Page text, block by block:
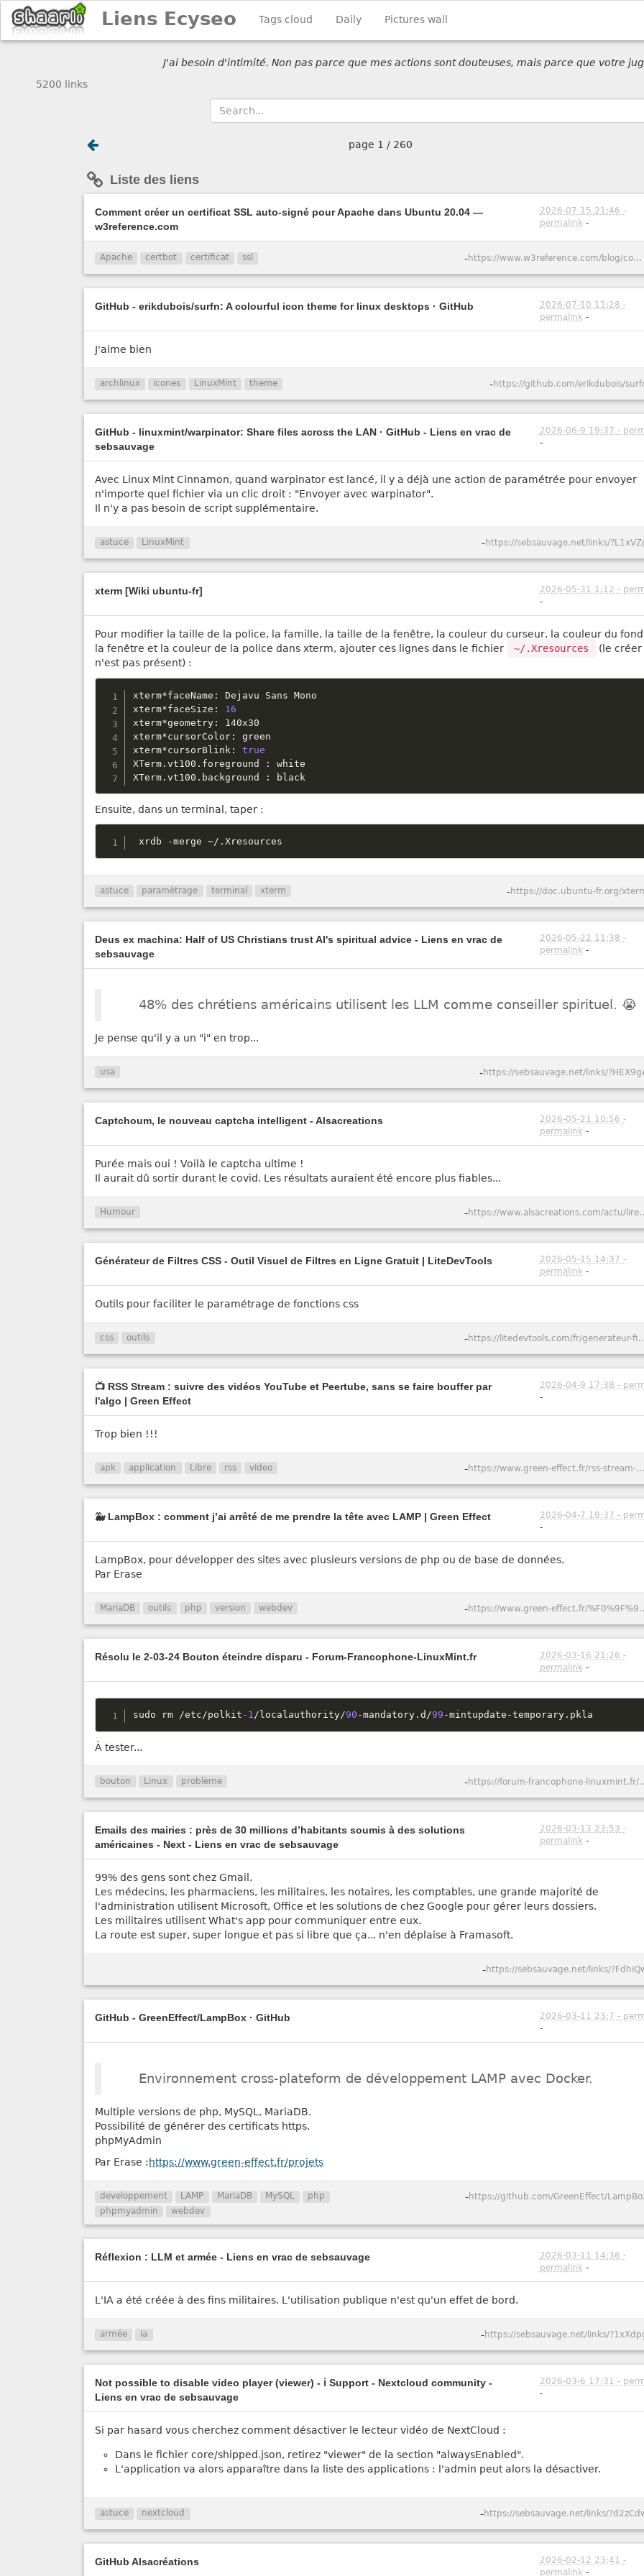
Liens Ecyseo Tags cloud Daily Pictures wall
J'ai besoin d'intimité. Non pas parce que mes actions sont douteuses, mais parce que votre
5200 links
page 1 / 260
Liste des liens
Comment créer un certificat SSL auto-signé pour Apache dans Ubuntu 20.04 —
w3reference.com
2026-07-15 21:46 -
permalink-
Apache certbot certificat ssl - https://www.w3reference.com/blog/comment-cr-er-un-certificat-ssl-auto-sign-pour-apache-dans-ubuntu-20-04/
GitHub - erikdubois/surfn: A colourful icon theme for linux desktops · GitHub
2026-07-10 11:28 -
permalink-
J'aime bien
archlinux icones LinuxMint theme -https://github.com/erikdubois/
GitHub - linuxmint/warpinator: Share files across the LAN · GitHub - Liens en vrac de
sebsauvage
2026-06-9 19:37 -
-
Avec Linux Mint Cinnamon, quand warpinator est lancé, il y a déjà une action de paramétrée pour envoyer
n'importe quel fichier via un clic droit : "Envoyer avec warpinator".
Il n'y a pas besoin de script supplémentaire.
astuce LinuxMint -https://sebsauvage.net/links/
xterm [Wiki ubuntu-fr]
2026-05-31 1:12 -
-
Pour modifier la taille de la police, la famille, la taille de la fenêtre, la couleur du curseur, la couleur du
la fenêtre et la couleur de la police dans xterm, ajouter ces lignes dans le fichier
~/.Xresources
(le créer
n'est pas présent) :
xterm*faceName :
Dejavu Sans Mono
xterm*faceSize :
16
xterm*geometry :
140x30
xterm*cursorColor :
green
xterm*cursorBlink :
true
XTerm .vt100 . foreground :
white
XTerm .vt100 . background : black
Ensuite, dans un terminal, taper :
xrdb -merge ~/ .Xresources
astuce paramètrage terminal xterm -https://doc.ubuntu-fr.org/
Deus ex machina: Half of US Christians trust AI's spiritual advice - Liens en vrac de
sebsauvage
2026-05-22 11:38 -
permalink -
48% des chrétiens américains utilisent les LLM comme conseiller spirituel. 😭
Je pense qu'il y a un "i" en trop...
usa -https://sebsauvage.net/links/
Captchoum, le nouveau captcha intelligent - Alsacreations
2026-05-21 10:56 -
permalink -
Purée mais oui ! Voilà le captcha ultime !
Il aurait dû sortir durant le covid. Les résultats auraient été encore plus fiables...
Humour - https://www.alsacreations.com/actu/
Générateur de Filtres CSS - Outil Visuel de Filtres en Ligne Gratuit | LiteDevTools
2026-05-15 14:37 -
permalink -
Outils pour faciliter le paramétrage de fonctions css
css outils - https://
📺 RSS Stream : suivre des vidéos YouTube et Peertube, sans se faire bouffer par
l'algo | Green Effect
2026-04-9 17:38 -
-
Trop bien !!!
apk application Libre rss video - https://www.green-effect.fr/rss-stream-suivre-des-videos-youtube-et-peertube-sans-se-faire-bouffer-par-l-algo
🐳 LampBox : comment j’ai arrêté de me prendre la tête avec LAMP | Green Effect
2026-04-7 18:37 -
-
LampBox, pour développer des sites avec plusieurs versions de php ou de base de données.
Par Erase
MariaDB outils php version webdev - https://www.green-effect.fr/%F0%9F%90%B3-lampbox-
Résolu le 2-03-24 Bouton éteindre disparu - Forum-Francophone-LinuxMint.fr
2026-03-16 21:26 -
permalink -
sudo rm /etc/polkit -1/ localauthority/90 -mandatory .d /99 -mintupdate -temporary . pkla
À tester...
bouton Linux problème - https://forum-
Emails des mairies : près de 30 millions d’habitants soumis à des solutions
américaines - Next - Liens en vrac de sebsauvage
2026-03-13 23:53 -
permalink -
99% des gens sont chez Gmail.
Les médecins, les pharmaciens, les militaires, les notaires, les comptables, une grande majorité de
l'administration utilisent Microsoft, Office et les solutions de chez Google pour gérer leurs dossiers.
Les militaires utilisent What's app pour communiquer entre eux.
La route est super, super longue et pas si libre que ça... n'en déplaise à Framasoft.
-https://sebsauvage.net/links/
GitHub - GreenEffect/LampBox · GitHub
2026-03-11 23:7 -
-
Environnement cross-plateform de développement LAMP avec Docker.
Multiple versions de php, MySQL, MariaDB.
Possibilité de générer des certificats https.
phpMyAdmin
Par Erase : https://www.green-effect.fr/projets
developpement LAMP MariaDB MySQL
php
phpmyadmin
webdev
-https://github.com/GreenEffect/
Réflexion : LLM et armée - Liens en vrac de sebsauvage
2026-03-11 14:36 -
permalink-
L'IA a été créée à des fins militaires. L'utilisation publique n'est qu'un effet de bord.
armée ia -https://sebsauvage.net/links/
Not possible to disable video player (viewer) - ℹ️ Support - Nextcloud community -
Liens en vrac de sebsauvage
2026-03-6 17:31 -
-
Si par hasard vous cherchez comment désactiver le lecteur vidéo de NextCloud :
Dans le fichier core/shipped.json, retirez "viewer" de la section "alwaysEnabled".
L'application va alors apparaître dans la liste des applications : l'admin peut alors la désactiver.
astuce nextcloud -https://sebsauvage.net/links/
GitHub Alsacréations
2026-02-12 23:41 -
permalink-